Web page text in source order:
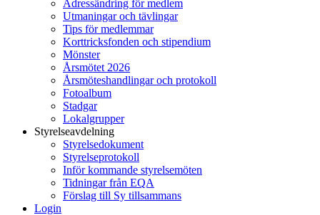
Adressändring för medlem
Utmaningar och tävlingar
Tips för medlemmar
Korttricksfonden och stipendium
Mönster
Årsmötet 2026
Årsmöteshandlingar och protokoll
Fotoalbum
Stadgar
Lokalgrupper
Styrelseavdelning
Styrelsedokument
Styrelseprotokoll
Inför kommande styrelsemöten
Tidningar från EQA
Förslag till Sy tillsammans
Login